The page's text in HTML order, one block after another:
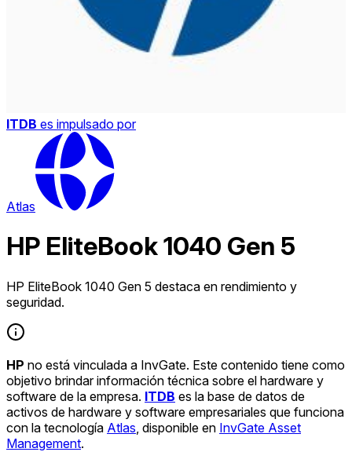
ITDB es impulsado por
Atlas
HP EliteBook 1040 Gen 5
HP EliteBook 1040 Gen 5 destaca en rendimiento y
seguridad.
HP no está vinculada a InvGate. Este contenido tiene como
objetivo brindar información técnica sobre el hardware y
software de la empresa. ITDB es la base de datos de
activos de hardware y software empresariales que funciona
con la tecnología Atlas , disponible en InvGate Asset
Management.